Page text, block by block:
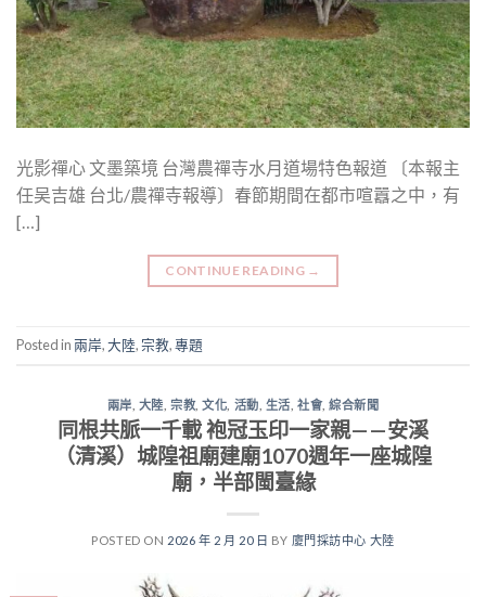
光影禪心 文墨築境 台灣農禪寺水月道場特色報道 〔本報主
任吴吉雄 台北/農禪寺報導〕春節期間在都市喧囂之中，有
[…]
CONTINUE READING →
Posted in兩岸,大陸,宗教,專題
兩岸 大陸 宗教,文化 活動 生活 社會,綜合新聞
同根共脈一千載 袍冠玉印一家親——安溪
（清溪）城隍祖廟建廟1070週年一座城隍
廟，半部閩臺緣
POSTED ON 2026 年 2 月 20 日 BY 廈門採訪中心 大陸